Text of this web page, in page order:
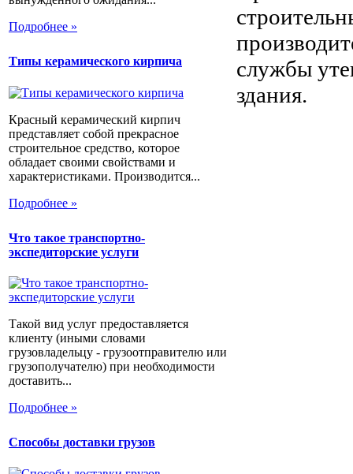
Подробнее »
Типы керамического кирпича
Красный керамический кирпич
представляет собой прекрасное
строительное средство, которое
обладает своими свойствами и
характеристиками. Производится...
Подробнее »
Что такое транспортно-
экспедиторские услуги
Такой вид услуг предоставляется
клиенту (иными словами
грузовладельцу - грузоотправителю или
грузополучателю) при необходимости
доставить...
Подробнее »
Способы доставки грузов
службы
здания.